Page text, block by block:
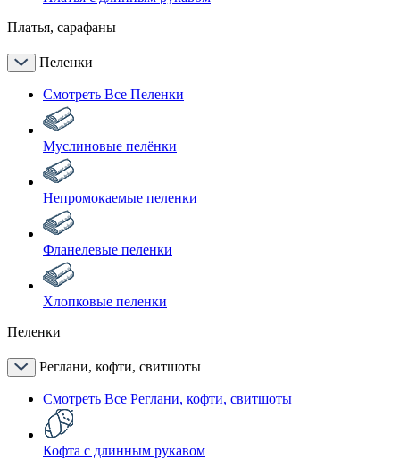
Платья, сарафаны
Пеленки
Смотреть Все Пеленки
Муслиновые пелёнки
Непромокаемые пеленки
Фланелевые пеленки
Хлопковые пеленки
Пеленки
Реглани, кофти, свитшоты
Смотреть Все Реглани, кофти, свитшоты
Кофта с длинным рукавом